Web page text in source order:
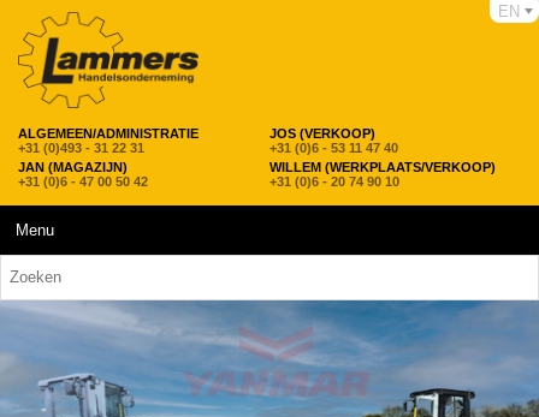
ALGEMEEN/ADMINISTRATIE
+31 (0)493 - 31 22 31
JOS (VERKOOP)
+31 (0)6 - 53 11 47 40
JAN (MAGAZIJN)
+31 (0)6 - 47 00 50 42
WILLEM (WERKPLAATS/VERKOOP)
+31 (0)6 - 20 74 90 10
EN
Menu